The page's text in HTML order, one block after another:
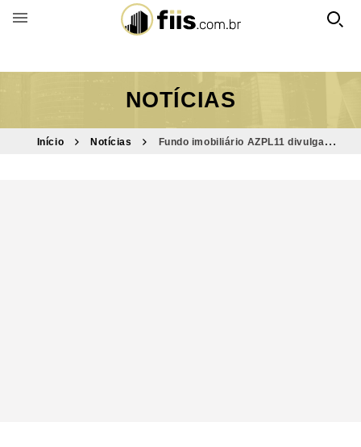
BUSCAR POR FUNDO
NOTÍCIAS
Início Notícias
Fundo imobiliário AZPL11 divulga